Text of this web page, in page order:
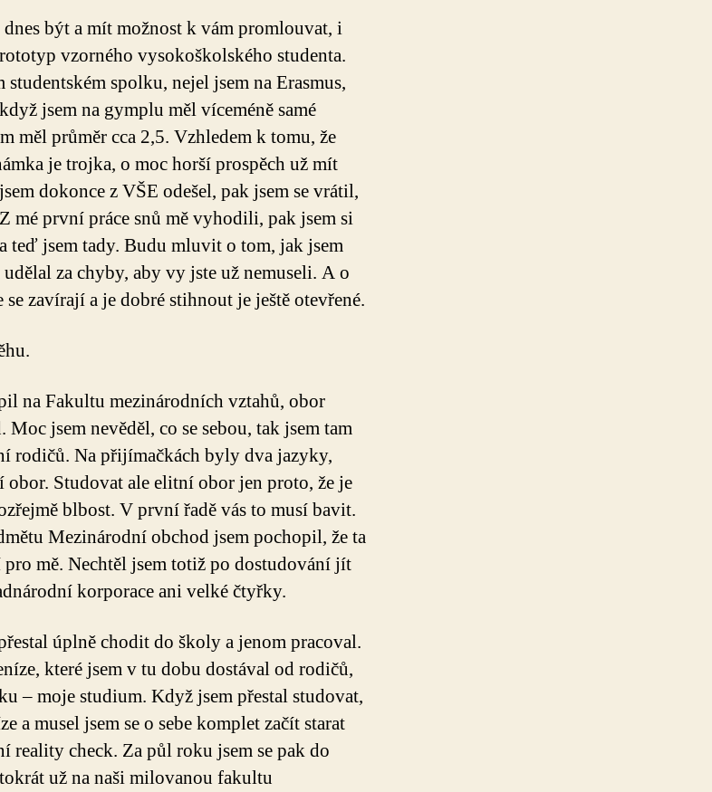
být a mít možnost k vám promlouvat, i
vzorného vysokoškolského studenta.
spolku, nejel jsem na Erasmus,
jsem na gymplu měl víceméně samé
měl průměr cca 2,5. Vzhledem k tomu, že
je trojka, o moc horší prospěch už mít
dokonce z VŠE odešel, pak jsem se vrátil,
mé první práce snů mě vyhodili, pak jsem si
teď jsem tady. Budu mluvit o tom, jak jsem
za chyby, aby vy jste už nemuseli. A o
se zavírají a je dobré stihnout je ještě otevřené.
na Fakultu mezinárodních vztahů, obor
jsem nevěděl, co se sebou, tak jsem tam
rodičů. Na přijímačkách byly dva jazyky,
obor. Studovat ale elitní obor jen proto, že je
blbost. V první řadě vás to musí bavit.
Mezinárodní obchod jsem pochopil, že ta
mě. Nechtěl jsem totiž po dostudování jít
korporace ani velké čtyřky.
úplně chodit do školy a jenom pracoval.
které jsem v tu dobu dostával od rodičů,
– moje studium. Když jsem přestal studovat,
a musel jsem se o sebe komplet začít starat
reality check. Za půl roku jsem se pak do
už na naši milovanou fakultu